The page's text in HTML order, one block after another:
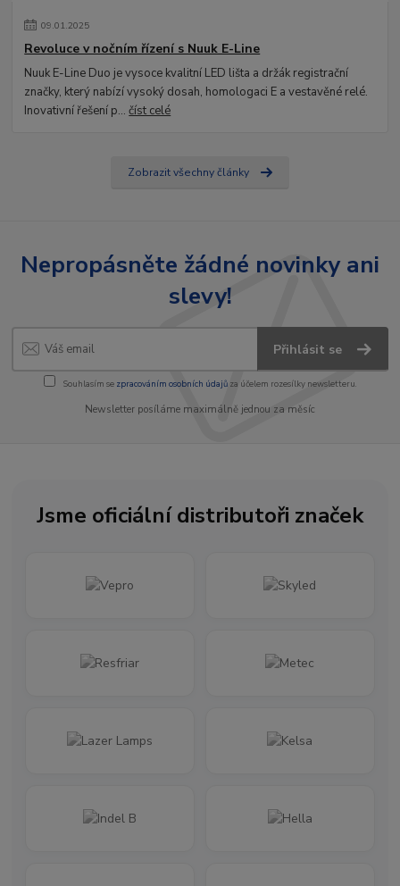
09.01.2025
Revoluce v nočním řízení s Nuuk E-Line
Nuuk E-Line Duo je vysoce kvalitní LED lišta a držák registrační
značky, který nabízí vysoký dosah, homologaci E a vestavěné relé.
Inovativní řešení p...číst celé
Zobrazit všechny články
Nepropásněte žádné novinky ani
slevy!
Přihlásit se
Souhlasím se zpracováním osobních údajůza účelem rozesílky newsletteru.
Newsletter posíláme maximálně jednou za měsíc
Jsme oficiální distributoři značek